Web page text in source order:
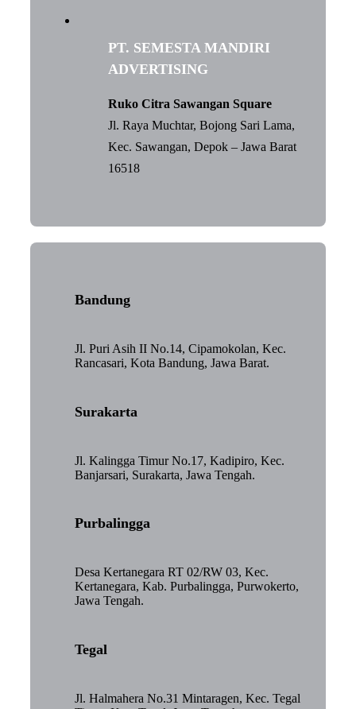
PT. SEMESTA MANDIRI
ADVERTISING
Ruko Citra Sawangan Square
Jl. Raya Muchtar, Bojong Sari Lama,
Kec. Sawangan, Depok – Jawa Barat
16518
Bandung
Jl. Puri Asih II No.14, Cipamokolan, Kec.
Rancasari, Kota Bandung, Jawa Barat.
Surakarta
Jl. Kalingga Timur No.17, Kadipiro, Kec.
Banjarsari, Surakarta, Jawa Tengah.
Purbalingga
Desa Kertanegara RT 02/RW 03, Kec.
Kertanegara, Kab. Purbalingga, Purwokerto,
Jawa Tengah.
Tegal
Jl. Halmahera No.31 Mintaragen, Kec. Tegal